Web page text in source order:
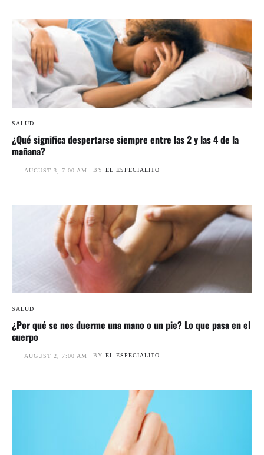
SALUD
¿Qué significa despertarse siempre entre las 2 y las 4 de la
mañana?
AUGUST 3, 7:00 AM BY EL ESPECIALITO
SALUD
¿Por qué se nos duerme una mano o un pie? Lo que pasa en el
cuerpo
AUGUST 2, 7:00 AM BY EL ESPECIALITO